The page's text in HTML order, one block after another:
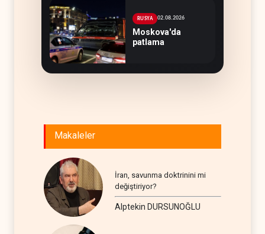
RUSYA 02.08.2026
Moskova'da
patlama
Makaleler
İran, savunma doktrinini mi
değiştiriyor?
Alptekin DURSUNOĞLU